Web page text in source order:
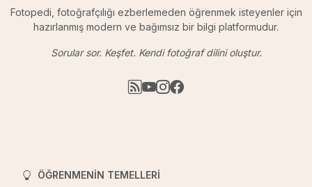
Fotopedi, fotoğrafçılığı ezberlemeden öğrenmek isteyenler için
hazırlanmış modern ve bağımsız bir bilgi platformudur.
Sorular sor. Keşfet. Kendi fotoğraf dilini oluştur.
ÖĞRENMENIN TEMELLERI